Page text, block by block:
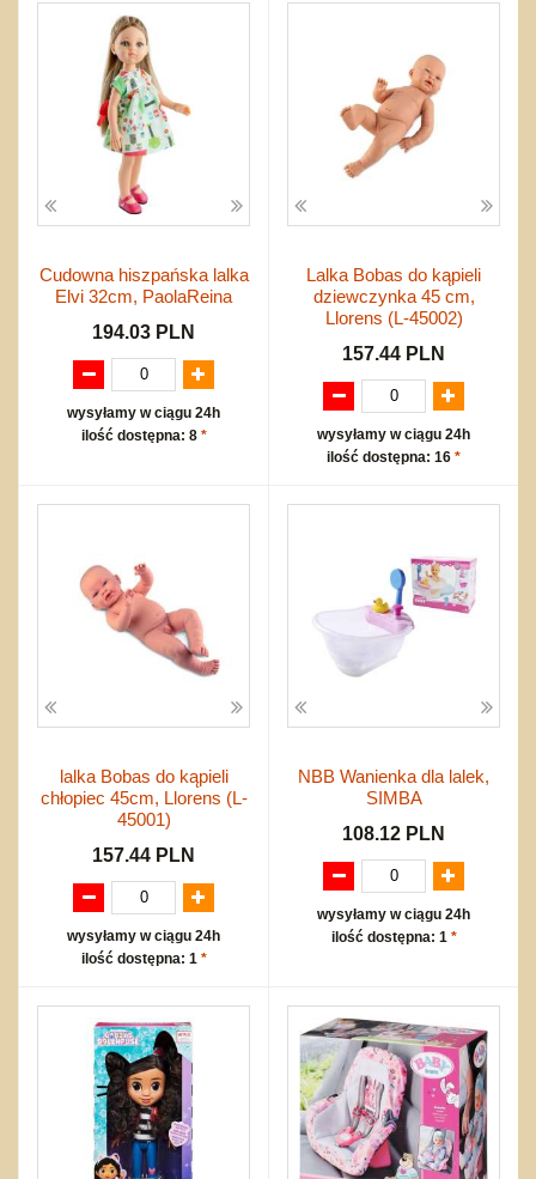
Przygodowe i podróżnicze
Torby, plecaki, portmonetki
Okolicznościowe i świąteczne
Dźwiekowe
Bajkowe
Do ciągnięcia lub do pchania
Karuzelki
Maty do zabawy
Do rozkręcania
Pojazdy
Edukacyjne i puzzle
Mebelki
nożne
do siatkówki
do koszykówki
Akcesoria sportowe
Nowości
Wyprzedaż
Promocje
Start
Koszty przesyłki
Regulamin
Kontakt
Mapa produktów
Cudowna hiszpańska lalka
Elvi 32cm, PaolaReina
194.03 PLN
wysyłamy w ciągu 24h
ilość dostępna: 8 *
Lalka Bobas do kąpieli
dziewczynka 45 cm,
Llorens (L-45002)
157.44 PLN
wysyłamy w ciągu 24h
ilość dostępna: 16 *
lalka Bobas do kąpieli
chłopiec 45cm, Llorens (L-
45001)
157.44 PLN
wysyłamy w ciągu 24h
ilość dostępna: 1 *
NBB Wanienka dla lalek,
SIMBA
108.12 PLN
wysyłamy w ciągu 24h
ilość dostępna: 1 *